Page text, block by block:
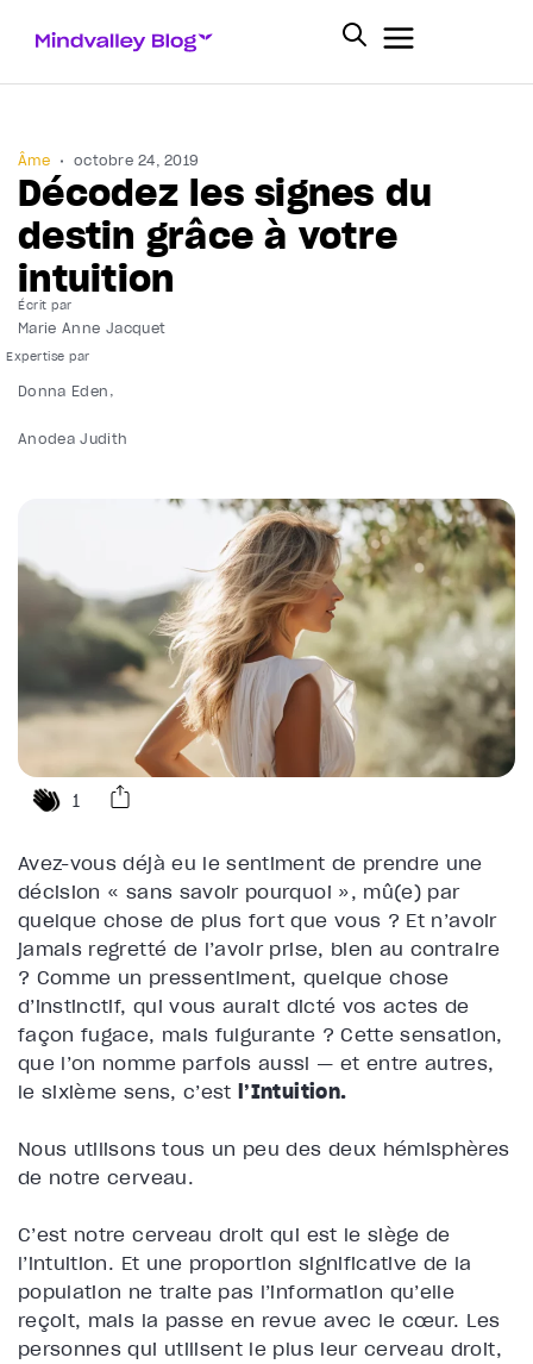
Âme octobre 24, 2019
Décodez les signes du
destin grâce à votre
intuition
Écrit par
Marie Anne Jacquet
Donna Eden
Anodea Judith
1
Avez-vous déjà eu le sentiment de prendre une
décision « sans savoir pourquoi », mû(e) par
quelque chose de plus fort que vous ? Et n’avoir
jamais regretté de l’avoir prise, bien au contraire
? Comme un pressentiment, quelque chose
d’instinctif, qui vous aurait dicté vos actes de
façon fugace, mais fulgurante ? Cette sensation,
que l’on nomme parfois aussi — et entre autres,
le sixième sens, c’est l’Intuition.
Nous utilisons tous un peu des deux hémisphères
de notre cerveau.
C’est notre cerveau droit qui est le siège de
l’intuition. Et une proportion significative de la
population ne traite pas l’information qu’elle
reçoit, mais la passe en revue avec le cœur. Les
personnes qui utilisent le plus leur cerveau droit,